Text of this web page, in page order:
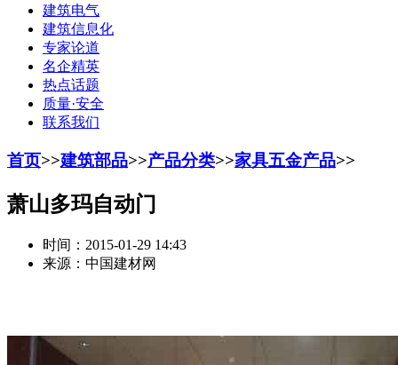
建筑电气
建筑信息化
专家论道
名企精英
热点话题
质量·安全
联系我们
首页>>建筑部品>>产品分类>>家具五金产品>>
萧山多玛自动门
时间：2015-01-29 14:43
来源：中国建材网